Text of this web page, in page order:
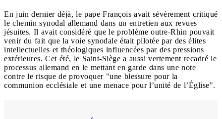
En juin dernier déjà, le pape François avait sévèrement critiqué
le chemin synodal allemand dans un entretien aux revues
jésuites. Il avait considéré que le problème outre-Rhin pouvait
venir du fait que la voie synodale était pilotée par des élites
intellectuelles et théologiques influencées par des pressions
extérieures. Cet été, le Saint-Siège a aussi vertement recadré le
processus allemand en le mettant en garde dans une note
contre le risque de provoquer "une blessure pour la
communion ecclésiale et une menace pour l’unité de l’Église".